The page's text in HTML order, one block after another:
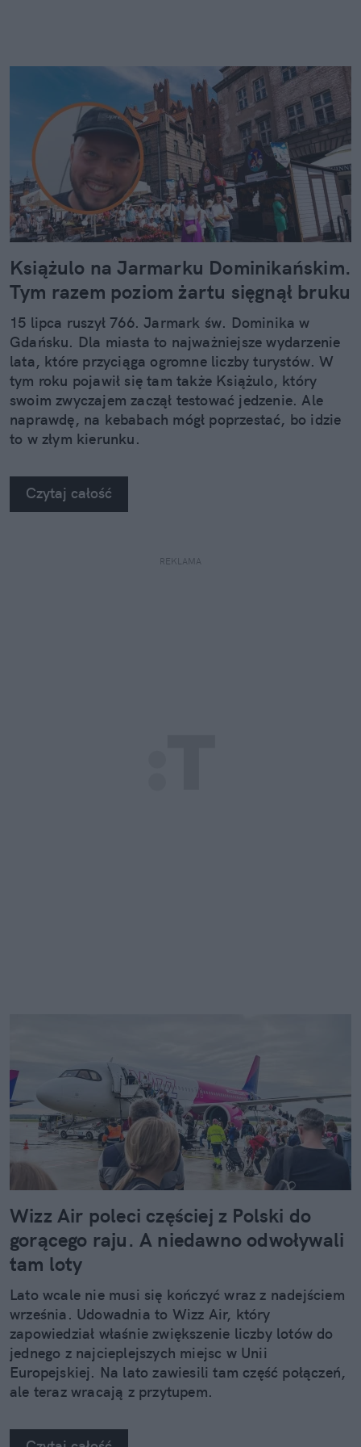
Książulo na Jarmarku Dominikańskim.
Tym razem poziom żartu sięgnął bruku
15 lipca ruszył 766. Jarmark św. Dominika w
Gdańsku. Dla miasta to najważniejsze wydarzenie
lata, które przyciąga ogromne liczby turystów. W
tym roku pojawił się tam także Książulo, który
swoim zwyczajem zaczął testować jedzenie. Ale
naprawdę, na kebabach mógł poprzestać, bo idzie
to w złym kierunku.
Czytaj całość
REKLAMA
Wizz Air poleci częściej z Polski do
gorącego raju. A niedawno odwoływali
tam loty
Lato wcale nie musi się kończyć wraz z nadejściem
września. Udowadnia to Wizz Air, który
zapowiedział właśnie zwiększenie liczby lotów do
jednego z najcieplejszych miejsc w Unii
Europejskiej. Na lato zawiesili tam część połączeń,
ale teraz wracają z przytupem.